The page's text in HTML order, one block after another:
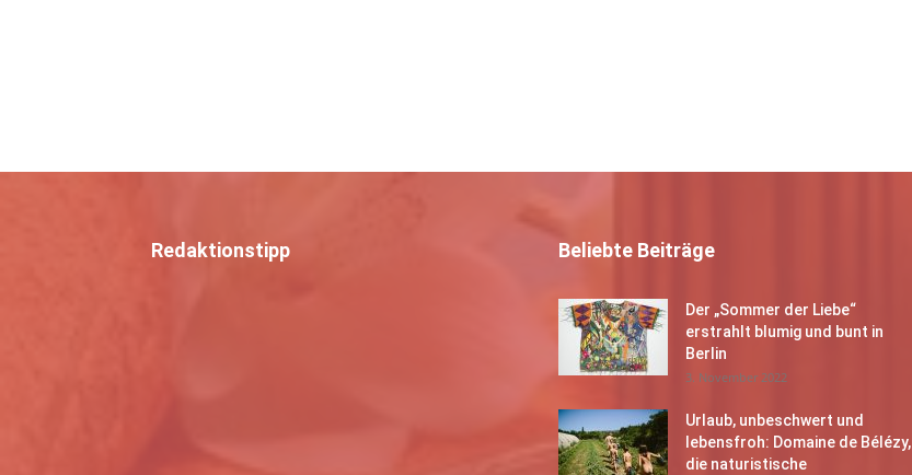
Redaktionstipp Beliebte Beiträge
Der „Sommer der Liebe“
erstrahlt blumig und bunt in
Berlin
3. November 2022
Urlaub, unbeschwert und
lebensfroh: Domaine de Bélézy,
die naturistische